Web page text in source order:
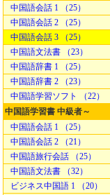
中国語会話 1 （25）
中国語会話 2 （25）
中国語会話 3 （25）
中国語文法書 （23）
中国語辞書 1 （25）
中国語辞書 2 （23）
中国語学習ソフト （22）
中国語学習書 中級者～
中国語会話 1 （25）
中国語会話 2 （21）
中国語旅行会話 （25）
中国語文法書 （32）
ビジネス中国語 1 （20）